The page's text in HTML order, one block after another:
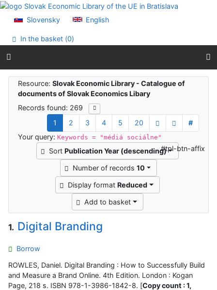
Go to content
Accessibility declaration
Slovensky English
In the basket (0)
Search results
Resource:Slovak Economic Library - Catalogue of
documents of Slovak Economics Libary
Records found: 269
1
2 3 4 5 20
#
Your query:Keywords = "médiá sociálne"
Sort Publication Year (descending)
Number of records 10
Display format Reduced
Add to basket
#tpl-btn-affix
1. Digital Branding
Borrow
ROWLES, Daniel. Digital Branding : How to Successfully Build
and Measure a Brand Online. 4th Edition. London : Kogan
Page, 218 s. ISBN 978-1-3986-1842-8. [Copy count : 1,